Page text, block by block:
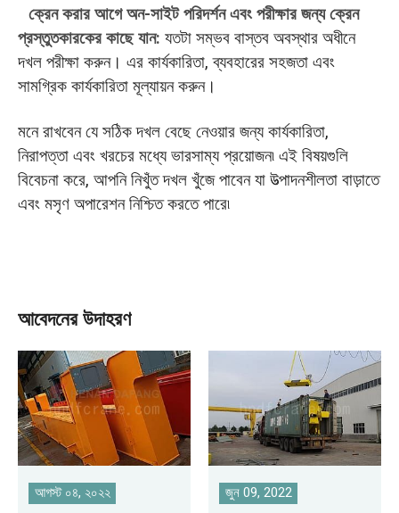
ক্রেন করার আগে অন-সাইট পরিদর্শন এবং পরীক্ষার জন্য ক্রেন
প্রস্তুতকারকের কাছে যান: যতটা সম্ভব বাস্তব অবস্থার অধীনে
দখল পরীক্ষা করুন। এর কার্যকারিতা, ব্যবহারের সহজতা এবং
সামগ্রিক কার্যকারিতা মূল্যায়ন করুন।
মনে রাখবেন যে সঠিক দখল বেছে নেওয়ার জন্য কার্যকারিতা,
নিরাপত্তা এবং খরচের মধ্যে ভারসাম্য প্রয়োজন৷ এই বিষয়গুলি
বিবেচনা করে, আপনি নিখুঁত দখল খুঁজে পাবেন যা উত্পাদনশীলতা বাড়াতে
এবং মসৃণ অপারেশন নিশ্চিত করতে পারে৷
আবেদনের উদাহরণ
আগস্ট ০৪, ২০২২ জুন 09, 2022